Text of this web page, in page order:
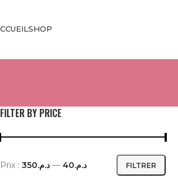
SHOP
FILTER BY PRICE
FILTRER
Prix : د.م.40 — د.م.350